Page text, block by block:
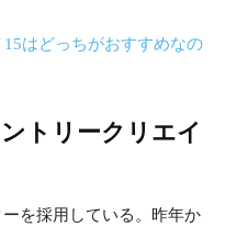
15はどっちがおすすめなの
トリークリエイ
を採用している。昨年か